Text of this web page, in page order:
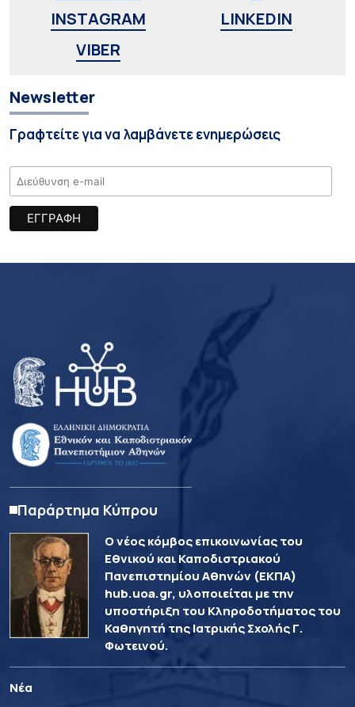
INSTAGRAM
LINKEDIN
VIBER
Newsletter
Γραφτείτε για να λαμβάνετε ενημερώσεις
Παράρτημα Κύπρου
Ο νέος κόμβος επικοινωνίας του
Εθνικού και Καποδιστριακού
Πανεπιστημίου Αθηνών (ΕΚΠΑ)
hub.uoa.gr, υλοποιείται με την
υποστήριξη του Κληροδοτήματος του
Καθηγητή της Ιατρικής Σχολής Γ.
Φωτεινού.
Νέα